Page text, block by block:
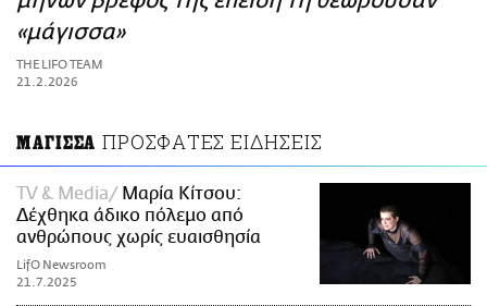
ΑΜΠΑ
PRINT
«μάγισσα»
THE LIFO TEAM
21.2.2026
ΜΑΓΙΣΣΑ ΠΡΟΣΦΑΤΕΣ ΕΙΔΗΣΕΙΣ
TV & Media
Μαρία Κίτσου:
Δέχθηκα άδικο πόλεμο από
ανθρώπους χωρίς ευαισθησία
LifO Newsroom
21.7.2025